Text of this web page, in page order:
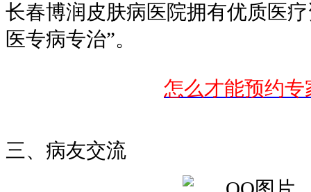
长春博润皮肤病医院拥有优质医
医专病专治”。
怎么才能预约专
三、病友交流